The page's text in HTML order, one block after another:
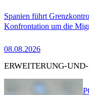
Spanien führt
Konfrontation um die
08.08.2026
ERWEITERUNG-